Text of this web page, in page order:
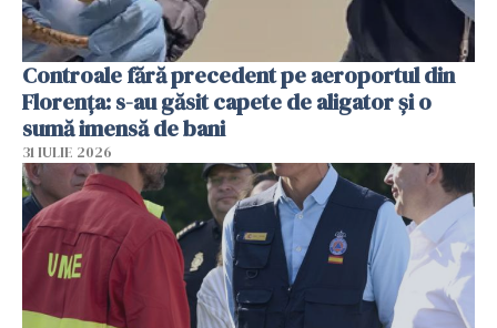
Controale fără precedent pe aeroportul din
Florența: s-au găsit capete de aligator și o
sumă imensă de bani
31 IULIE 2026